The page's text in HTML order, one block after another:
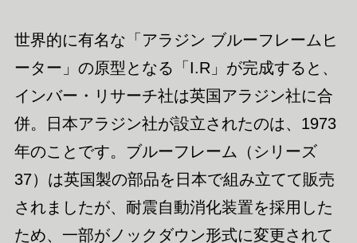
世界的に有名な「アラジン ブルーフレームヒ
ーター」の原型となる「I.R」が完成すると、
インバー・リサーチ社は英国アラジン社に合
併。日本アラジン社が設立されたのは、1973
年のことです。ブルーフレーム（シリーズ
37）は英国製の部品を日本で組み立てて販売
されましたが、耐震自動消化装置を採用した
ため、一部がノックダウン形式に変更されて